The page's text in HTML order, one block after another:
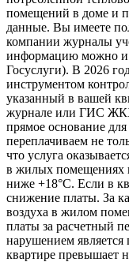
помещений в доме и
данные. Вы имеете
компании журналы
информацию можно
Госуслуги). В 2026
инструментом
указанный в вашей
журнале или ГИС
прямое основание
переплачиваем не
что услуга
в жилых помещениях
ниже +18°C. Если в
снижение платы. За
воздуха в жилом
платы за расчетный
нарушением является
квартире превышает